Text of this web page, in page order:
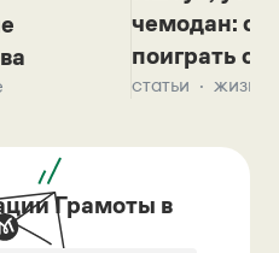
чемодан:
поиграть с
статьи жизнь
Грамоты в